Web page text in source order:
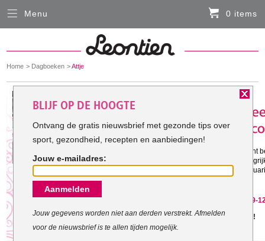
You
here:
Home Dagboeken Attje
Gestart met mijn doel: 11-8-2010
Ik wil graag weer een gezond gewicht
(PBC, artrose) is het nu vooral
beweging. Daarom ga ik van 14
Attje is gestopt met haar doel op 29-
Jammer, maar geef het niet op!
Menu 0 items
Sluiten
HARDLOOPKLEDING
FIETSKLEDING
SERVICE
Inloggen
Contact- en adresgegevens
Levertijd, retourneren, ruilen
Algemene voorwaarden
BLIJF OP DE HOOGTE
Ontvang de gratis nieuwsbrief met gezonde tips over
sport, gezondheid, recepten en aanbiedingen!
Jouw e-mailadres:
Aanmelden
Jouw gegevens worden niet aan derden verstrekt. Afmelden
voor de nieuwsbrief is te allen tijden mogelijk.